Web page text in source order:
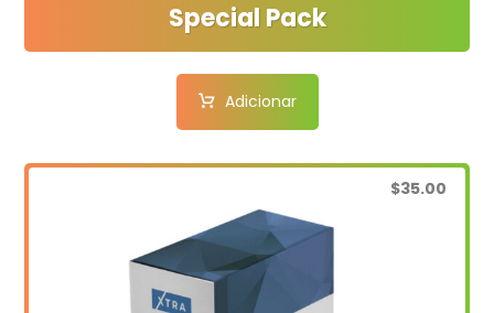
Special Pack
Adicionar
$35.00